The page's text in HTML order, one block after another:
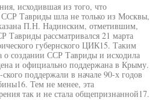
исходившая из того, что
Тавриды шла не только из Москвы,
П.Н. Надинским, отметившим,
Тавриды рассматривался 21 марта
губернского ЦИК15. Таким
о создании ССР Тавриды и исходила
и официально поддержана в Крыму.
поддержали в начале 90-х годов
Тем не менее, эта
так и не стала общепризнанной17.